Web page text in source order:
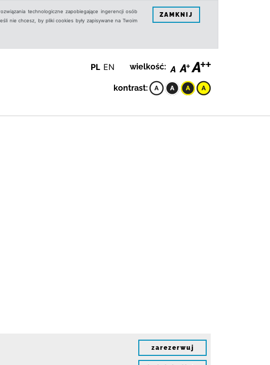
technologiczne zapobiegające ingerencji osób
nie chcesz, by pliki cookies były zapisywane na Twoim
ZAMKNIJ
PL EN wielkość:
kontrast:
zarezerwuj